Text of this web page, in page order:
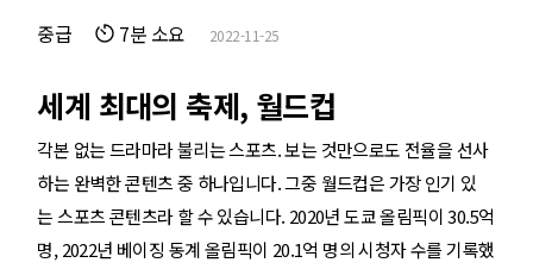
중급 7분 소요 2022-11-25
세계 최대의 축제, 월드컵
각본 없는 드라마라 불리는 스포츠. 보는 것만으로도 전율을 선사
하는 완벽한 콘텐츠 중 하나입니다. 그중 월드컵은 가장 인기 있
는 스포츠 콘텐츠라 할 수 있습니다. 2020년 도쿄 올림픽이 30.5억
명, 2022년 베이징 동계 올림픽이 20.1억 명의 시청자 수를 기록했